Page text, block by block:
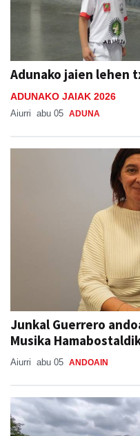
Adunako jaien lehen
ADUNAKO JAIAK 2026
Aiurri abu 05 ADUNA
Junkal Guerrero
Musika
Aiurri abu 05 ANDOAIN